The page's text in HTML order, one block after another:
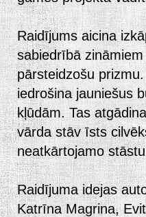
Raidījums aicina
sabiedrībā
pārsteidzošu
iedrošina jauniešus
kļūdām. Tas
vārda stāv īsts
neatkārtojamo
Raidījuma idejas
Katrīna Magrina,